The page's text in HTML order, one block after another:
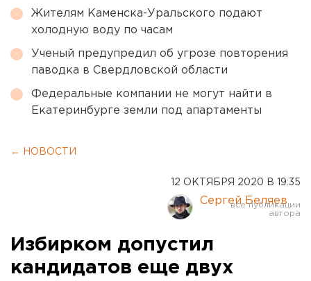
Жителям Каменска-Уральского подают
холодную воду по часам
Ученый предупредил об угрозе повторения
паводка в Свердловской области
Федеральные компании не могут найти в
Екатеринбурге земли под апартаменты
← НОВОСТИ
12 ОКТЯБРЯ 2020 В 19:35
Сергей Беляев
Избирком допустил
кандидатов еще двух